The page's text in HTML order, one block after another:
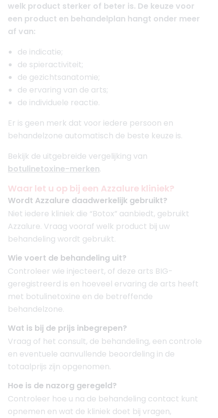
welk product sterker of beter is. De keuze voor
een product en behandelplan hangt onder meer
af van:
de indicatie;
de spieractiviteit;
de gezichtsanatomie;
de ervaring van de arts;
de individuele reactie.
Er is geen merk dat voor iedere persoon en
behandelzone automatisch de beste keuze is.
Bekijk de uitgebreide vergelijking van
botulinetoxine-merken.
Waar let u op bij een Azzalure kliniek?
Wordt Azzalure daadwerkelijk gebruikt?
Niet iedere kliniek die “Botox” aanbiedt, gebruikt
Azzalure. Vraag vooraf welk product bij uw
behandeling wordt gebruikt.
Wie voert de behandeling uit?
Controleer wie injecteert, of deze arts BIG-
geregistreerd is en hoeveel ervaring de arts heeft
met botulinetoxine en de betreffende
behandelzone.
Wat is bij de prijs inbegrepen?
Vraag of het consult, de behandeling, een controle
en eventuele aanvullende beoordeling in de
totaalprijs zijn opgenomen.
Hoe is de nazorg geregeld?
Controleer hoe u na de behandeling contact kunt
opnemen en wat de kliniek doet bij vragen,